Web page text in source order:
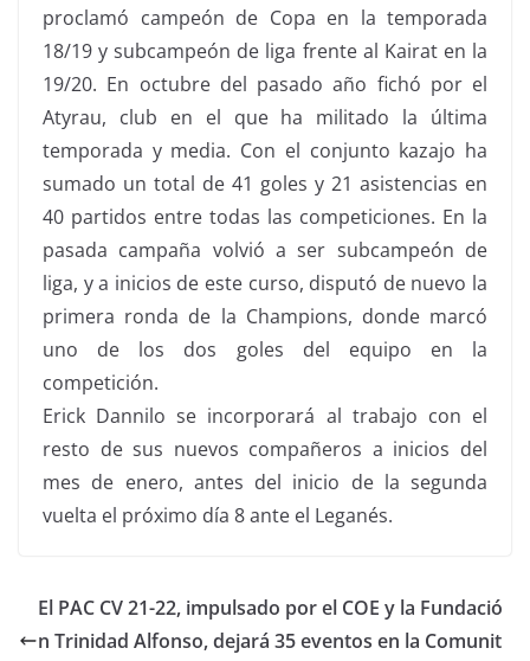
proclamó campeón de Copa en la temporada
18/19 y subcampeón de liga frente al Kairat en la
19/20. En octubre del pasado año fichó por el
Atyrau, club en el que ha militado la última
temporada y media. Con el conjunto kazajo ha
sumado un total de 41 goles y 21 asistencias en
40 partidos entre todas las competiciones. En la
pasada campaña volvió a ser subcampeón de
liga, y a inicios de este curso, disputó de nuevo la
primera ronda de la Champions, donde marcó
uno de los dos goles del equipo en la
competición.
Erick Dannilo se incorporará al trabajo con el
resto de sus nuevos compañeros a inicios del
mes de enero, antes del inicio de la segunda
vuelta el próximo día 8 ante el Leganés.
El PAC CV 21-22, impulsado por el COE y la Fundació
n Trinidad Alfonso, dejará 35 eventos en la Comunit